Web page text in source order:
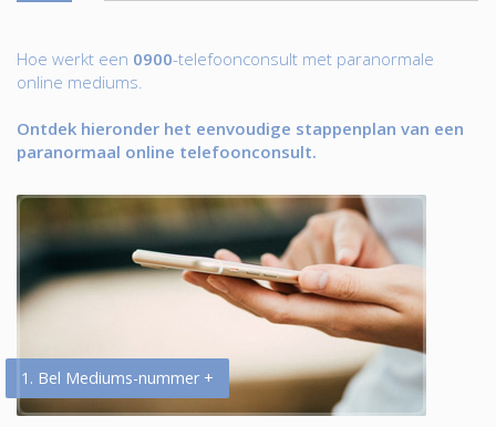
Hoe werkt een 0900-telefoonconsult met paranormale
online mediums.
Ontdek hieronder het eenvoudige stappenplan van een
paranormaal online telefoonconsult.
1. Bel Mediums-nummer +